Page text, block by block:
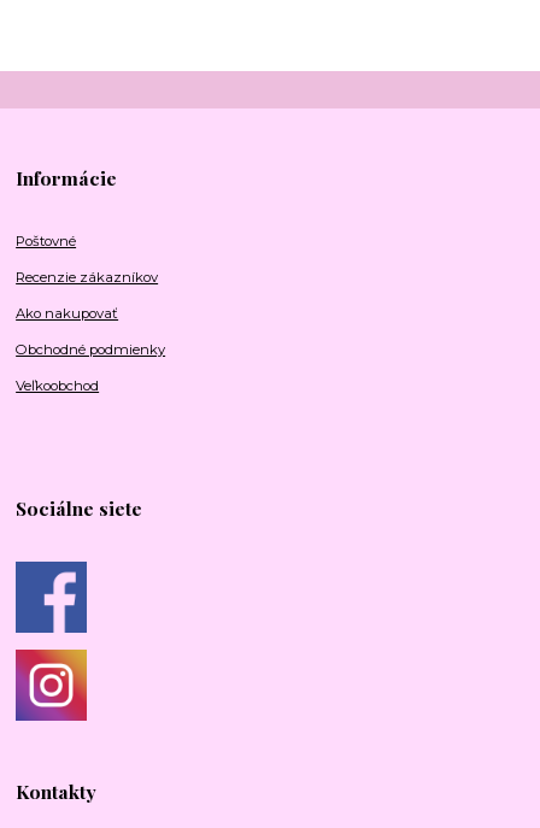
Informácie
Poštovné
Recenzie zákazníkov
Ako nakupovať
Obchodné podmienky
Veľkoobchod
Sociálne siete
Kontakty